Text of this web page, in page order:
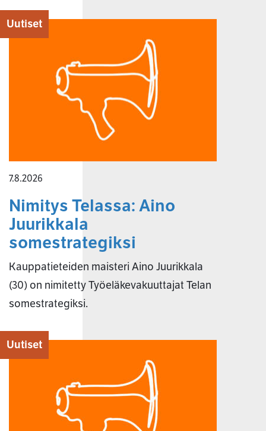
Uutiset
7.8.2026
Nimitys Telassa: Aino
Juurikkala
somestrategiksi
Kauppatieteiden maisteri Aino Juurikkala
(30) on nimitetty Työeläkevakuuttajat Telan
somestrategiksi.
Uutiset